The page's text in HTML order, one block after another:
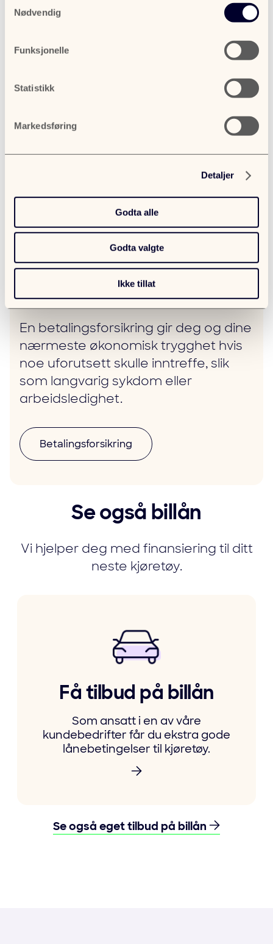
Nødvendig
Funksjonelle
Statistikk
Markedsføring
Detaljer
Godta alle
Godta valgte
Ikke tillat
Ønsker du
betalingsforsikring på
båtlånet ditt hos oss?
En betalingsforsikring gir deg og dine
nærmeste økonomisk trygghet hvis
noe uforutsett skulle inntreffe, slik
som langvarig sykdom eller
arbeidsledighet.
Betalingsforsikring
Se også billån
Vi hjelper deg med finansiering til ditt
neste kjøretøy.
Få tilbud på billån
Som ansatt i en av våre
kundebedrifter får du ekstra gode
lånebetingelser til kjøretøy.
Se også eget tilbud på billån